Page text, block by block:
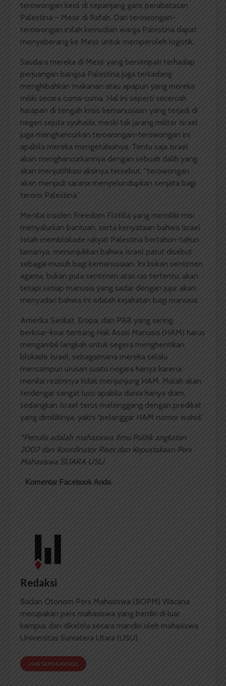
terowongan kecil di sepanjang garis perabatasan
Palestina – Mesir di Rafah. Dari terowongan-
terowongan inilah kemudian warga Palestina dapat
menyeberang ke Mesir untuk memperoleh logistik.
Saudara mereka di Mesir yang bersimpati terhadap
perjuangan bangsa Palestina juga terkadang
menghibahkan makanan atau apapun yang mereka
miliki secara cuma-cuma. Hal ini seperti secercah
harapan di tengah krisis kemanusiaan yang terjadi di
negeri sejuta syuhada, meski tak jarang militer Israel
juga menghancurkan terowongan-terowongan ini
apabila mereka mengetahuinya. Tentu saja Israel
akan menghancurkannya dengan sebuah dalih yang
akan menjutifikasi aksinya tersebut, “terowongan
akan menjadi sarana menyelundupkan senjata bagi
teroris Palestina.”
Menilai insiden Freedom Flotilla yang memiliki misi
menyalurkan bantuan, serta kenyataan bahwa Israel
telah memblokade rakyat Palestina bertahun-tahun
lamanya, menunjukkan bahwa Israel patut disebut
sebagai musuh bagi kemanusiaan. Ini bukan sentimen
agama, bukan pula sentimen atas ras tertentu, akan
tetapi setiap manusia yang sadar dengan jujur akan
menyadari bahwa ini adalah kejahatan bagi manusia.
Amerika Serikat, Eropa, dan PBB yang sering
berkoar-koar tentang Hak Asasi Manusia (HAM) harus
mengambil langkah untuk segera menghentikan
blokade Israel, sebagaimana mereka selalu
mencampuri urusan suatu negara hanya karena
menilai rezimnya tidak menjunjung HAM. Malah akan
terdengar sangat lucu apabila dunia hanya diam,
sedangkan Israel terus melenggang dengan predikat
yang dimilikinya, yakni “pelanggar HAM nomor wahid.”
*Penulis adalah mahasiswa Ilmu Politik angkatan
2007 dan Koordinator Riset dan Kepustakaan Pers
Mahasiswa SUARA USU
Komentar Facebook Anda
Redaksi
Badan Otonom Pers Mahasiswa (BOPM) Wacana
merupakan pers mahasiswa yang berdiri di luar
kampus dan dikelola secara mandiri oleh mahasiswa
Universitas Sumatera Utara (USU).
LIHAT SEMUA ARTIKEL